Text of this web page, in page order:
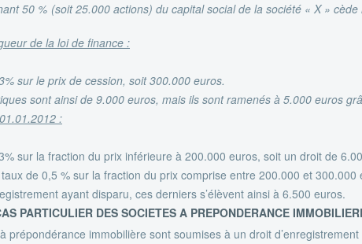
50 % (soit 25.000 actions) du capital social de la société « X »
de la loi de finance :
sur le prix de cession, soit 300.000 euros.
sont ainsi de 9.000 euros, mais ils sont ramenés à 5.000 euros
:
sur la fraction du prix inférieure à 200.000 euros, soit un droit de
de 0,5 % sur la fraction du prix comprise entre 200.000 et
ayant disparu, ces derniers s’élèvent ainsi à 6.500 euros.
PARTICULIER DES SOCIETES A PREPONDERANCE
prépondérance immobilière sont soumises à un droit